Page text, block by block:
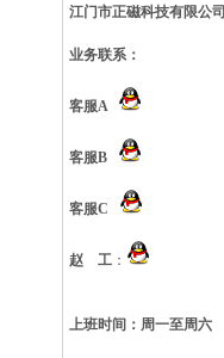
江门市正磁科技有限公司
业务联系：
客服A
客服B
客服C
赵 工 ：
上班时间： 周一至周六